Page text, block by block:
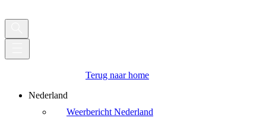
Terug naar home
Nederland
Weerbericht Nederland